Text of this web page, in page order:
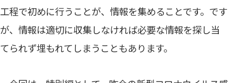
工程で初めに行うことが、情報を集めることです。です
が、情報は適切に収集しなければ必要な情報を探し当
てられず埋もれてしまうこともあります。